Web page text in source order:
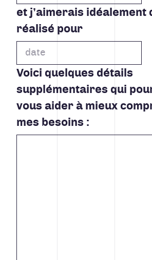
et j’aimerais idéalement
réalisé pour
Voici quelques détails
supplémentaires qui
vous aider à mieux
mes besoins :